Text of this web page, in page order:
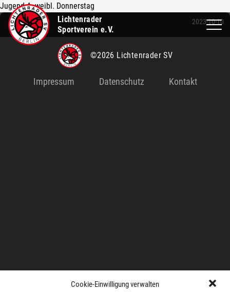
Cookie-Einwilligung verwalten
Lichtenrader
Sportverein e.V.
Jugend A, weibl. Donnerstag
2023-10-10
©2026 Lichtenrader SV
Impressum Datenschutz Kontakt